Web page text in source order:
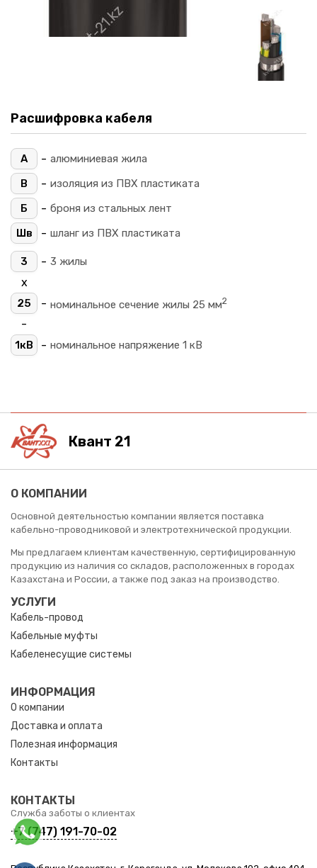
Расшифровка кабеля
А - алюминиевая жила
В
- изоляция из ПВХ пластиката
Б
- броня из стальных лент
Шв
- шланг из ПВХ пластиката
3 - 3 жилы
х
25 - номинальное сечение жилы 25 мм2
-
1кВ - номинальное напряжение 1 кВ
Квант 21
О КОМПАНИИ
Основной деятельностью компании является поставка
кабельно-проводниковой и электротехнической продукции.
Мы предлагаем клиентам качественную, сертифицированную
продукцию из наличия со складов, расположенных в городах
Казахстана и России, а также под заказ на производство.
УСЛУГИ
Кабель-провод
Кабельные муфты
Кабеленесущие системы
ИНФОРМАЦИЯ
О компании
Доставка и оплата
Полезная информация
Контакты
КОНТАКТЫ
Служба заботы о клиентах
+7 (747) 191-70-02